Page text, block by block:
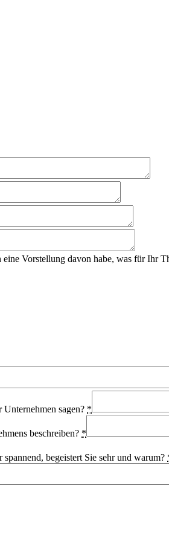
Vorstellung davon habe, was für Ihr
sagen? *
beschreiben? *
begeistert Sie sehr und warum?